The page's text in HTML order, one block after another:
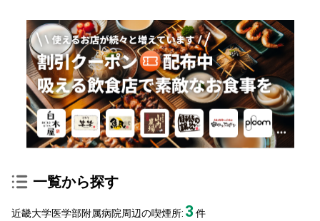
一覧から探す
近畿大学医学部附属病院周辺の喫煙所: 3 件